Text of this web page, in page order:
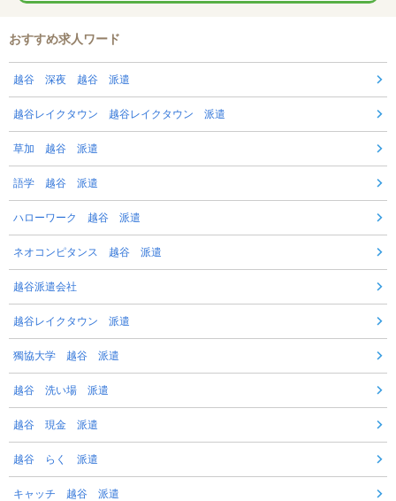
おすすめ求人ワード
越谷 深夜 越谷 派遣
越谷レイクタウン 越谷レイクタウン 派遣
草加 越谷 派遣
語学 越谷 派遣
ハローワーク 越谷 派遣
ネオコンピタンス 越谷 派遣
越谷派遣会社
越谷レイクタウン 派遣
獨協大学 越谷 派遣
越谷 洗い場 派遣
越谷 現金 派遣
越谷 らく 派遣
キャッチ 越谷 派遣